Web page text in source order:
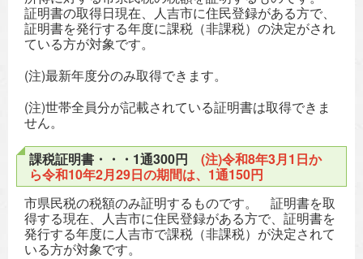
証明書の取得日現在、人吉市に住民登録がある方で、
証明書を発行する年度に課税（非課税）の決定がされ
ている方が対象です。
(注)最新年度分のみ取得できます。
(注)世帯全員分が記載されている証明書は取得できま
せん。
課税証明書・・・1通300円 (注)令和8年3月1日か
ら令和10年2月29日の期間は、1通150円
市県民税の税額のみ証明するものです。 証明書を取
得する現在、人吉市に住民登録がある方で、証明書を
発行する年度に人吉市で課税（非課税）が決定されて
いる方が対象です。